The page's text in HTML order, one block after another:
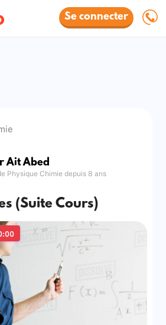
Se connecter
Ait Abed
Physique Chimie depuis 8 ans
(Suite Cours)